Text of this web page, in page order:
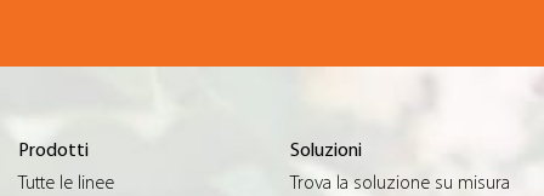
Prodotti
Tutte le linee
Soluzioni
Trova la soluzione su misura